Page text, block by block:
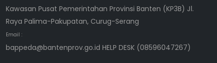
Kawasan Pusat Pemerintahan Provinsi Banten (KP3B) Jl.
Raya Palima-Pakupatan, Curug-Serang
Email :
bappeda@bantenprov.go.id HELP DESK (08596047267)